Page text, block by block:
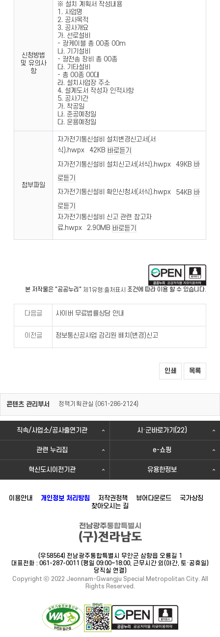
신청방법
및 유의사
항
※ 설치 계획서 작성내용
1. 사업명
2. 공사목적
3. 공사개요
가. 선로설비
- 광케이블 총 00종 00m
나. 기기설비
- 광전송 장비 총 00종
다. 기타설비
- 총 00종 00대
라. 설치사업장 주소
4. 설계도서 작성자 인적사항
5. 공사기간
가. 착공일
나. 준공예정일
다. 운용예정일
첨부파일
자가전기통신설비 설치변경신고서(서
식).hwpx
42KB 바로듣기
자가전기통신설비 설치신고서(서식).hwpx
49KB 바
로듣기
자가전기통신설비 확인신청서(서식).hwpx
54KB 바
로듣기
자가전기통신설비 신고 관련 참고자
료.hwpx
2.90MB 바로듣기
본 저작물은 "공공누리" 제1유형:출처표시 조건에 따라 이용 할 수 있습니다.
다음글 사이버 무료법률상담 안내
이전글 정보통신공사업 감리원 배치(변경)신고
인쇄 목록
콘텐츠 관리부서 정책기획관실 (061-286-2124)
직속/사업소/공사출연기관 시·군바로가기(22)
관련 누리집 e-쇼핑
혁신도시이전기관 유용한정보
이용안내 개인정보 처리방침 저작권정책 뷰어다운로드
국가상징
찾아오시는 길
(우58564) 전남광주통합특별시 무안군 삼향읍 오룡길 1
대표전화 : 061-287-0011 (평일 09:00~18:00, 근무시간 외(야간, 토·공휴일)
당직실 연결)
Copyright ⓒ 2022 Jeonnam-Gwangju Special Metropolitan City. All
Rights Reserved.